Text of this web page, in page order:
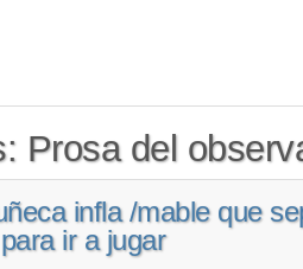
Prosa del
infla /mable que
ir a jugar